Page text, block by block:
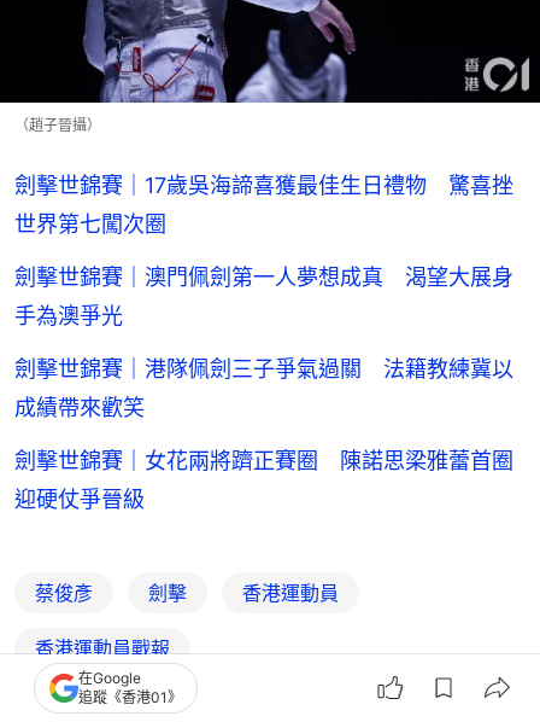
（趙子晉攝）
劍擊世錦賽｜17歲吳海諦喜獲最佳生日禮物 驚喜挫
世界第七闖次圈
劍擊世錦賽｜澳門佩劍第一人夢想成真 渴望大展身
手為澳爭光
劍擊世錦賽｜港隊佩劍三子爭氣過關 法籍教練冀以
成績帶來歡笑
劍擊世錦賽｜女花兩將躋正賽圈 陳諾思梁雅蕾首圈
迎硬仗爭晉級
蔡俊彥 劍擊 香港運動員
香港運動員戰報
在Google
追蹤《香港01》